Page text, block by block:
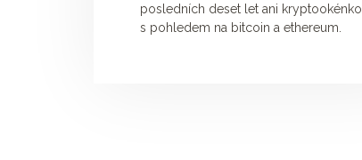
posledních deset let ani kryptookénko
s pohledem na bitcoin a ethereum.